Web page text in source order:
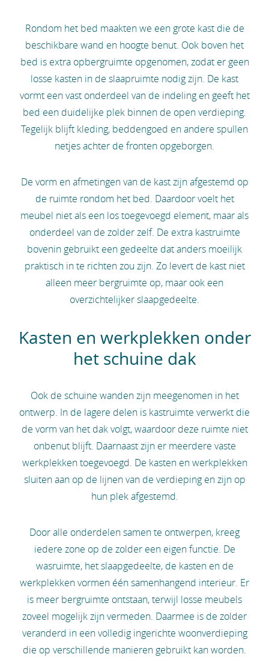
Rondom het bed maakten we een grote kast die de
beschikbare wand en hoogte benut. Ook boven het
bed is extra opbergruimte opgenomen, zodat er geen
losse kasten in de slaapruimte nodig zijn. De kast
vormt een vast onderdeel van de indeling en geeft het
bed een duidelijke plek binnen de open verdieping.
Tegelijk blijft kleding, beddengoed en andere spullen
netjes achter de fronten opgeborgen.
De vorm en afmetingen van de kast zijn afgestemd op
de ruimte rondom het bed. Daardoor voelt het
meubel niet als een los toegevoegd element, maar als
onderdeel van de zolder zelf. De extra kastruimte
bovenin gebruikt een gedeelte dat anders moeilijk
praktisch in te richten zou zijn. Zo levert de kast niet
alleen meer bergruimte op, maar ook een
overzichtelijker slaapgedeelte.
Kasten en werkplekken onder
het schuine dak
Ook de schuine wanden zijn meegenomen in het
ontwerp. In de lagere delen is kastruimte verwerkt die
de vorm van het dak volgt, waardoor deze ruimte niet
onbenut blijft. Daarnaast zijn er meerdere vaste
werkplekken toegevoegd. De kasten en werkplekken
sluiten aan op de lijnen van de verdieping en zijn op
hun plek afgestemd.
Door alle onderdelen samen te ontwerpen, kreeg
iedere zone op de zolder een eigen functie. De
wasruimte, het slaapgedeelte, de kasten en de
werkplekken vormen één samenhangend interieur. Er
is meer bergruimte ontstaan, terwijl losse meubels
zoveel mogelijk zijn vermeden. Daarmee is de zolder
veranderd in een volledig ingerichte woonverdieping
die op verschillende manieren gebruikt kan worden.